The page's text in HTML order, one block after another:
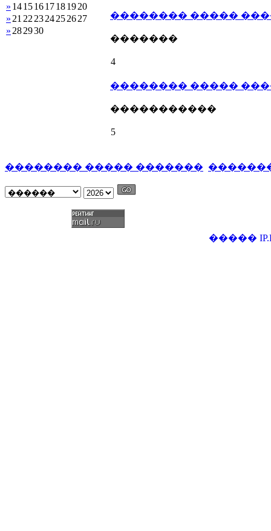
» 14151617181920
» 21 22 2324252627
» 282930
�������� �����
�������
4
�������� �����
�����������
5
�������� ����� �������
�����